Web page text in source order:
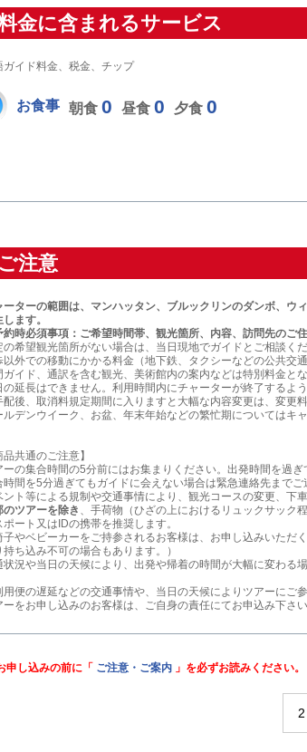
金に含まれるサービス
ガイド料金、税金、チップ
お食事 朝食 0 昼食 0 夕食 0
ご注意
ーターの範囲は、マンハッタン、ブルックリンのダンボ、ウ
ます。
約時必須事項：ご希望時間帯、観光箇所、内容、訪問先のご
の希望観光箇所がない場合は、当日現地でガイドとご相談くだ
以外での移動にかかる料金（地下鉄、タクシーなどの公共交
ガイド、通訳を含む観光、美術館内の案内などは特別料金と
の延長はできません。利用時間内にチャーターが終了するよ
配後、取消料規定期間に入りますと大幅な内容変更は、変更
ルデンウイーク、お盆、年末年始などの繁忙期についてはキ
品共通のご注意】
ーの集合時間の5分前にはお集まりください。出発時間を過
時間を5分過ぎてもガイドに会えない場合は緊急連絡先までご
ント等による規制や交通事情により、観光コースの変更、下
のツアーを除き 、手荷物（ひざの上におけるリュックサック
ポート又はIDの携帯を推奨します。
子やベビーカーをご持参されるお客様は、お申し込みいた
持ち込み不可の場合もあります。）
状況や当日の天候により、出発や帰着の時間が大幅に変わ
用便の遅延などの交通事情や、当日の天候によりツアーに
ーをお申し込みのお客様は、ご自身の責任にてお申込み下さい
し込みの前に「 ご注意・ご案内」を必ずお読みください。